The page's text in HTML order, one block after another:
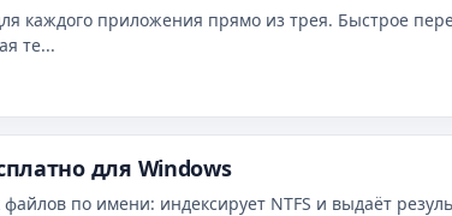
каждого приложения прямо из трея. Быстрое
те...
для Windows
по имени: индексирует NTFS и выдаёт